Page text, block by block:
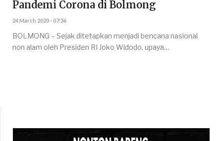
Pandemi Corona di Bolmong
24 March 2020 - 07:36
BOLMONG – Sejak ditetapkan menjadi bencana nasional
non alam oleh Presiden RI Joko Widodo, upaya…